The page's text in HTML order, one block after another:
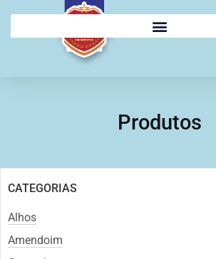
Produtos
CATEGORIAS
Alhos
Amendoim